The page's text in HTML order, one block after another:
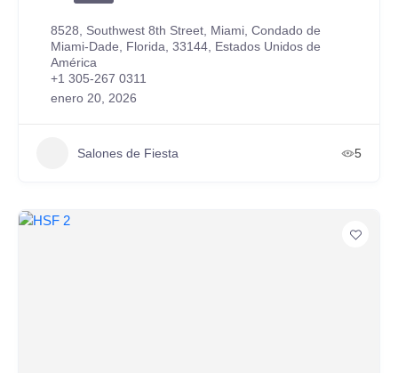
8528, Southwest 8th Street, Miami, Condado de
Miami-Dade, Florida, 33144, Estados Unidos de
América
+1 305-267 0311
enero 20, 2026
Salones de Fiesta 5